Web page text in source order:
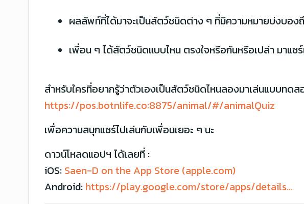
ผลลัพท์ที่ได้มาจะเป็นสัตว์ชนิดต่าง ๆ ที่มีความหมายบ่งบองถึ
เพื่อน ๆ ได้สัตว์ชนิดแบบไหน ตรงใจหรือกันหรือเปล่า มาแช
สำหรับใครที่อยากรู้ว่าตัวเองเป็นสัตว์ชนิดไหนลองมาเล่นแบบทดส
https://pos.botnlife.co:8875/animal/#/animalQuiz
เพื่อความสนุกแชร์ไปเล่นกับเพื่อนเยอะ ๆ นะ
ดาวน์โหลดแอปฯ ได้เลยที่ :
iOS: Saen-D on the App Store (apple.com)
Android: https://play.google.com/store/apps/details…